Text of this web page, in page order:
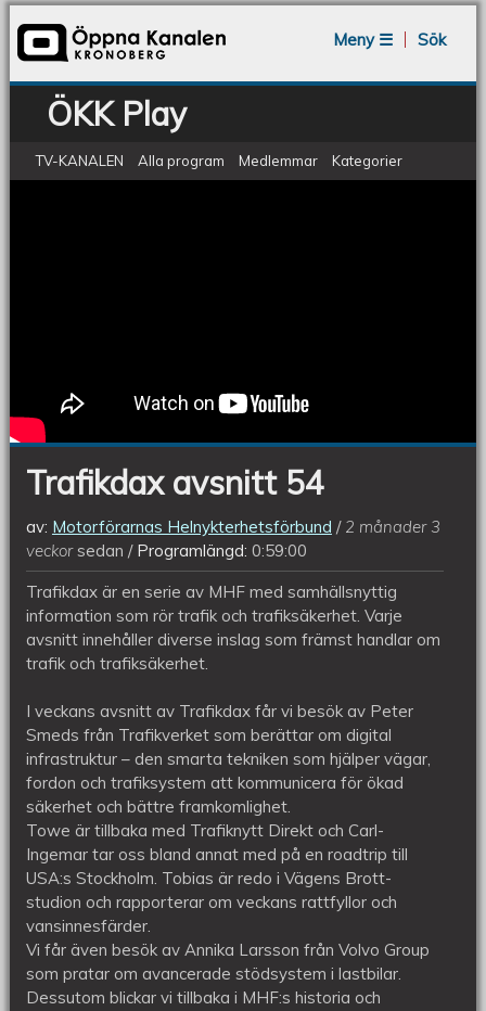
Meny ☰
Sök
ÖKK Play
TV-KANALEN Alla program Medlemmar Kategorier
Trafikdax avsnitt 54
av: Motorförarnas Helnykterhetsförbund
2 månader 3
veckorsedan Programlängd: 0:59:00
Trafikdax är en serie av MHF med samhällsnyttig
information som rör trafik och trafiksäkerhet. Varje
avsnitt innehåller diverse inslag som främst handlar om
trafik och trafiksäkerhet.
I veckans avsnitt av Trafikdax får vi besök av Peter
Smeds från Trafikverket som berättar om digital
infrastruktur – den smarta tekniken som hjälper vägar,
fordon och trafiksystem att kommunicera för ökad
säkerhet och bättre framkomlighet.
Towe är tillbaka med Trafiknytt Direkt och Carl-
Ingemar tar oss bland annat med på en roadtrip till
USA:s Stockholm. Tobias är redo i Vägens Brott-
studion och rapporterar om veckans rattfyllor och
vansinnesfärder.
Vi får även besök av Annika Larsson från Volvo Group
som pratar om avancerade stödsystem i lastbilar.
Dessutom blickar vi tillbaka i MHF:s historia och